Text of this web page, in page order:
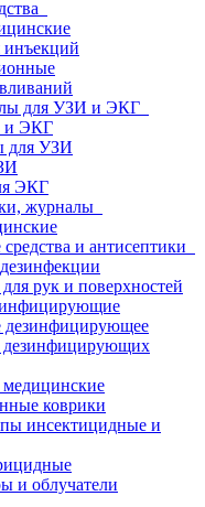
инъекций
для УЗИ и ЭКГ
и ЭКГ
для УЗИ
ЭКГ
журналы
и антисептики
рук и поверхностей
дезинфицирующих
коврики
инсектицидные и
и облучатели